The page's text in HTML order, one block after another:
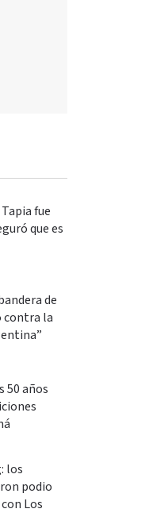
fue
que es
de
contra la
50 años
los
podio
Los